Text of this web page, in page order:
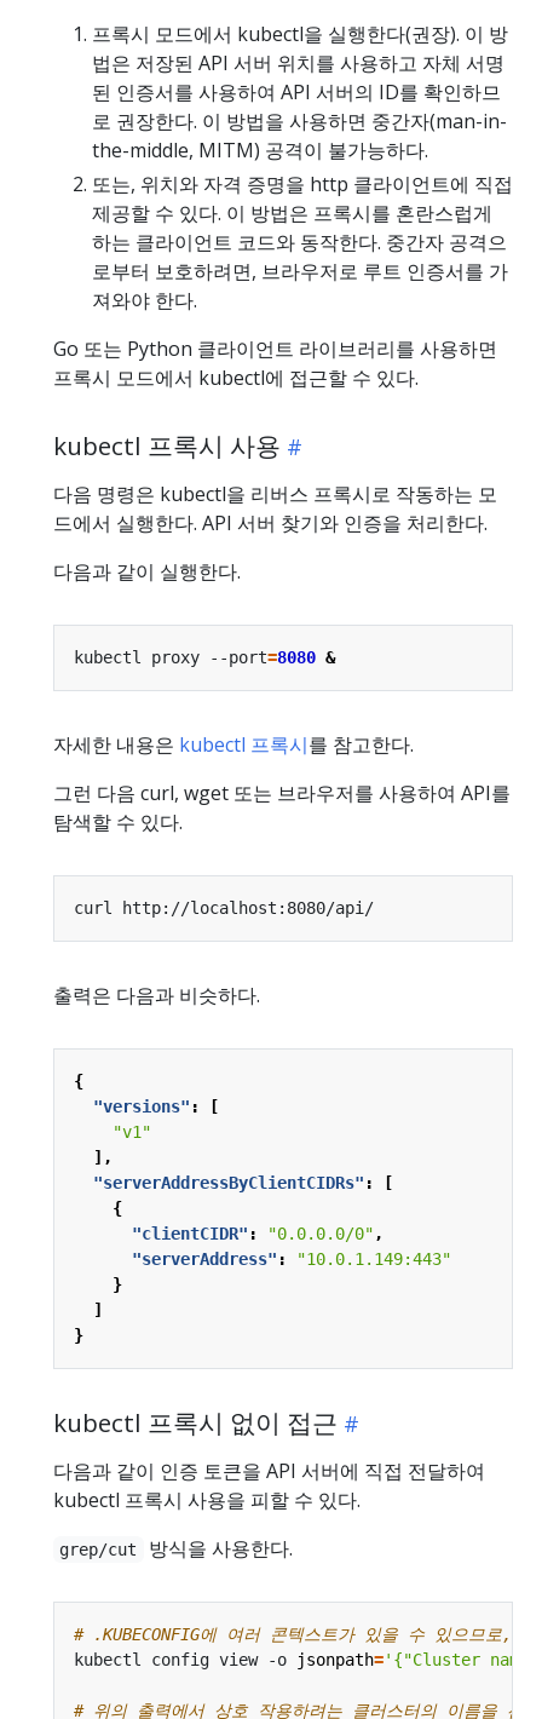
프록시 모드에서 kubectl을 실행한다(권장). 이 방
법은 저장된 API 서버 위치를 사용하고 자체 서명
된 인증서를 사용하여 API 서버의 ID를 확인하므
로 권장한다. 이 방법을 사용하면 중간자(man-in-
the-middle, MITM) 공격이 불가능하다.
또는, 위치와 자격 증명을 http 클라이언트에 직접
제공할 수 있다. 이 방법은 프록시를 혼란스럽게
하는 클라이언트 코드와 동작한다. 중간자 공격으
로부터 보호하려면, 브라우저로 루트 인증서를 가
져와야 한다.
Go 또는 Python 클라이언트 라이브러리를 사용하면
프록시 모드에서 kubectl에 접근할 수 있다.
kubectl 프록시 사용
다음 명령은 kubectl을 리버스 프록시로 작동하는 모
드에서 실행한다. API 서버 찾기와 인증을 처리한다.
다음과 같이 실행한다.
kubectl proxy --port=8080 &
자세한 내용은 kubectl 프록시를 참고한다.
그런 다음 curl, wget 또는 브라우저를 사용하여 API를
탐색할 수 있다.
출력은 다음과 비슷하다.
{
"versions" :
[
"v1"
],
"serverAddressByClientCIDRs" :
[
{
"clientCIDR" : "0.0.0.0/0" ,
"serverAddress" :
"10.0.1.149:443"
}
]
}
kubectl 프록시 없이 접근
다음과 같이 인증 토큰을 API 서버에 직접 전달하여
kubectl 프록시 사용을 피할 수 있다.
grep/cut 방식을 사용한다.
# .KUBECONFIG에 여러 콘텍스트가 있을 수 있으므로,
kubectl config view -o
jsonpath='{"Cluster
# 위의 출력에서 상호 작용하려는 클러스터의 이름을 선